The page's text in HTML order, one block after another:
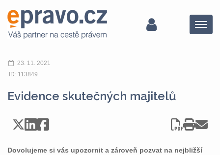
Menu
23. 11. 2021
ID: 113849
Evidence skutečných majitelů
Dovolujeme si vás upozornit a zároveň pozvat na nejbližší